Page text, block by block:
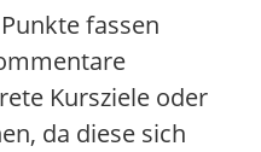
fassen
Kursziele oder
da diese sich